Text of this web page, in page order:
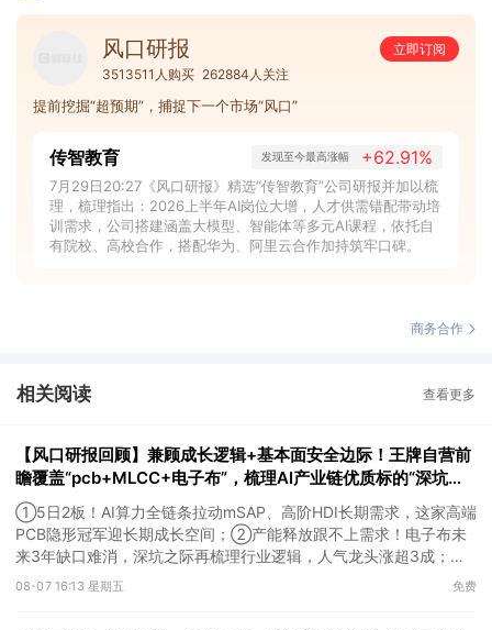
风口研报
立即订阅
3513511人购买 262884人关注
提前挖掘“超预期”，捕捉下一个市场“风口”
传智教育 发现至今最高涨幅 +62.91%
7月29日20:27《风口研报》精选“传智教育”公司研报并加以梳
理，梳理指出：2026上半年AI岗位大增，人才供需错配带动培
训需求，公司搭建涵盖大模型、智能体等多元AI课程，依托自
有院校、高校合作，搭配华为、阿里云合作加持筑牢口碑。
商务合作
相关阅读 查看更多
【风口研报回顾】兼顾成长逻辑+基本面安全边际！王牌自营前
瞻覆盖“pcb+MLCC+电子布”，梳理AI产业链优质标的“深坑起
跳”
①5日2板！AI算力全链条拉动mSAP、高阶HDI长期需求，这家高端
PCB隐形冠军迎长期成长空间；②产能释放跟不上需求！电子布未
来3年缺口难消，深坑之际再梳理行业逻辑，人气龙头涨超3成；
③AI服务器、机器人带动MLCC景气周期持续！这家公司扩产、涨
08-07 16:13 星期五 免费